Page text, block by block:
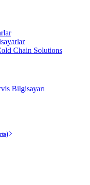
Chain Solutions
Bilgisayarı